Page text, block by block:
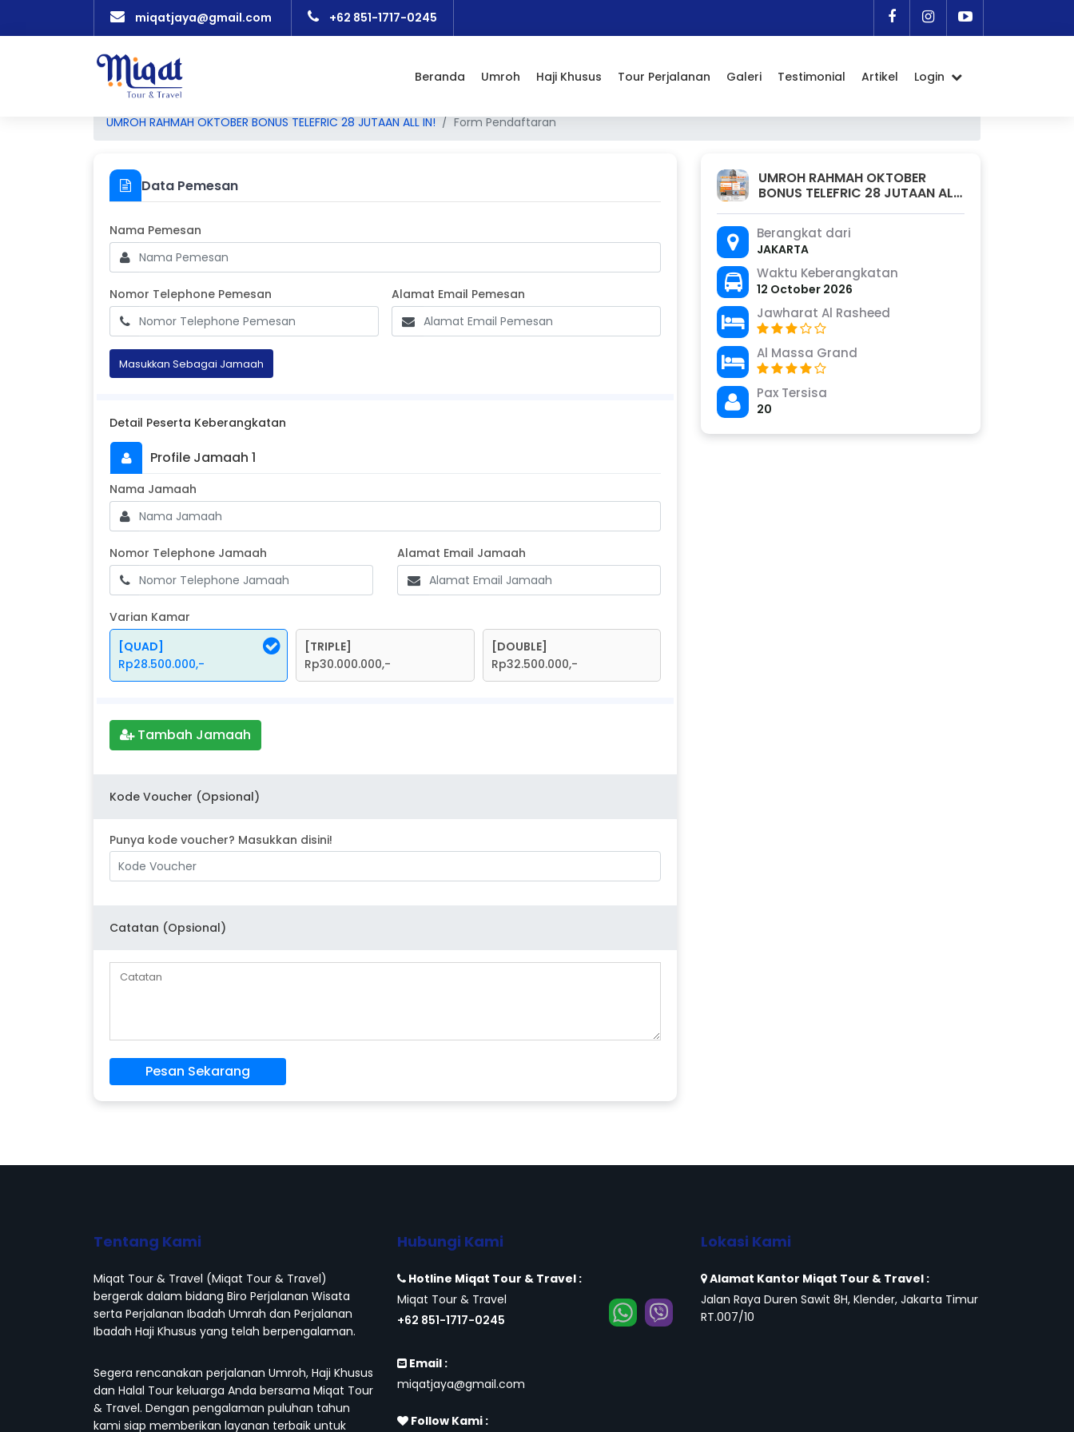
miqatjaya@gmail.com +62 851-1717-0245
Beranda Umroh Haji Khusus Tour Perjalanan Galeri Testimonial Artikel Login
UMROH RAHMAH OKTOBER BONUS TELEFRIC 28 JUTAAN ALL IN! Form Pendaftaran
Data Pemesan
Nama Pemesan
Nomor Telephone Pemesan Nomor Telephone PemesanAlamat Email Pemesan
Masukkan Sebagai Jamaah
Detail Peserta Keberangkatan
Profile Jamaah 1
Nama Jamaah
Nomor Telephone Jamaah Nomor Telephone JamaahAlamat Email Jamaah
Varian Kamar
[QUAD]
Rp28.500.000,-
[TRIPLE]
Rp30.000.000,-
[DOUBLE]
Rp32.500.000,-
Tambah Jamaah
Kode Voucher (Opsional)
Punya kode voucher? Masukkan disini!
Catatan (Opsional)
Pesan Sekarang
UMROH RAHMAH OKTOBER
BONUS TELEFRIC 28 JUTAAN ALL
Berangkat dari
JAKARTA
Waktu Keberangkatan
12 October 2026
Jawharat Al Rasheed
Al Massa Grand
Pax Tersisa
20
Tentang Kami
Miqat Tour & Travel (Miqat Tour & Travel)
bergerak dalam bidang Biro Perjalanan Wisata
serta Perjalanan Ibadah Umrah dan Perjalanan
Ibadah Haji Khusus yang telah berpengalaman.
Segera rencanakan perjalanan Umroh, Haji Khusus
dan Halal Tour keluarga Anda bersama Miqat Tour
& Travel. Dengan pengalaman puluhan tahun
kami siap memberikan layanan terbaik untuk
Hubungi Kami
Hotline Miqat Tour & Travel :
Miqat Tour & Travel
+62 851-1717-0245
Email :
miqatjaya@gmail.com
Follow Kami :
Lokasi Kami
Alamat Kantor Miqat Tour & Travel :
Jalan Raya Duren Sawit 8H, Klender, Jakarta Timur
RT.007/10